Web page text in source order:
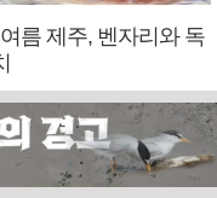
름 제주, 벤자리와 독